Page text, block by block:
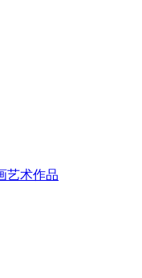
艺术作品